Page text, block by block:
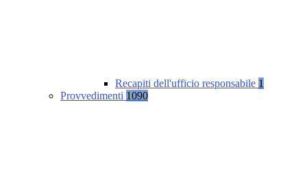
Recapiti dell'ufficio responsabile 1
Provvedimenti 1090